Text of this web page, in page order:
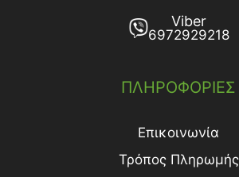
Viber
6972929218
ΠΛΗΡΟΦΟΡΙΕΣ
Επικοινωνία
Τρόπος Πληρωμής